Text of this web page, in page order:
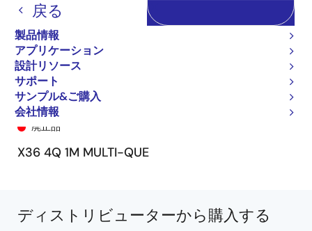
戻る
製品情報
アプリケーション
設計リソース
サポート
サンプル&ご購入
会社情報
く
ず
72V51246L10BB8
廃止品
X36 4Q 1M MULTI-QUE
ディストリビューターから購入する